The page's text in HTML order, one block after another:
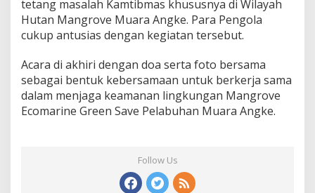
tetang masalah Kamtibmas khususnya di Wilayah
Hutan Mangrove Muara Angke. Para Pengola
cukup antusias dengan kegiatan tersebut.
Acara di akhiri dengan doa serta foto bersama
sebagai bentuk kebersamaan untuk berkerja sama
dalam menjaga keamanan lingkungan Mangrove
Ecomarine Green Save Pelabuhan Muara Angke.
Follow Us